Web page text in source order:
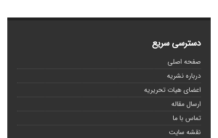
دسترسی سریع
صفحه اصلی
درباره نشریه
اعضای هیات تحریریه
ارسال مقاله
تماس با ما
نقشه سایت